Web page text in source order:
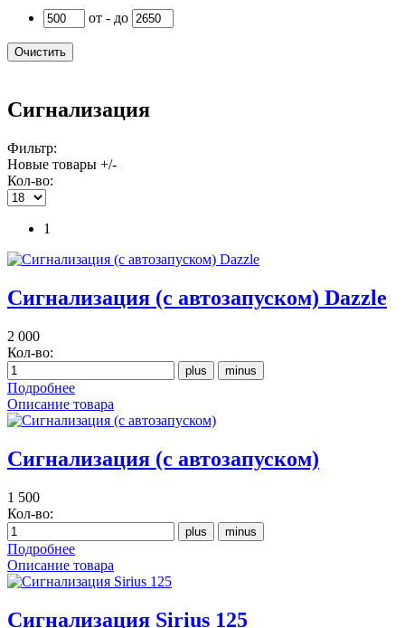
от - до
Очистить
Сигнализация
Фильтр:
Новые товары +/-
Кол-во:
1
Сигнализация (с автозапуском) Dazzle
2 000
Кол-во:
Подробнее
Описание товара
Сигнализация (с автозапуском)
1 500
Кол-во:
Подробнее
Описание товара
Сигнализация Sirius 125